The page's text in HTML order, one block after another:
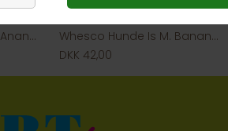
Whesco Hunde Is m. Ananas & Gulerod
Whesco Hunde Is M. Banan & Vanilje
DKK 42,00